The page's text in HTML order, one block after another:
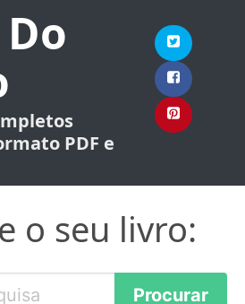
PDF e
o seu livro: